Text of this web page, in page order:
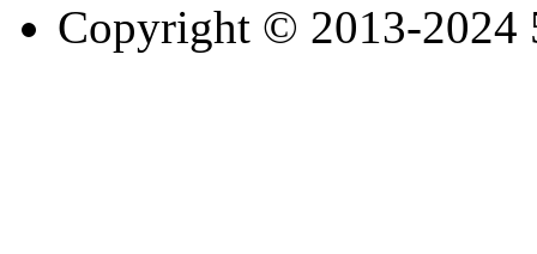
Copyright © 2013-2024